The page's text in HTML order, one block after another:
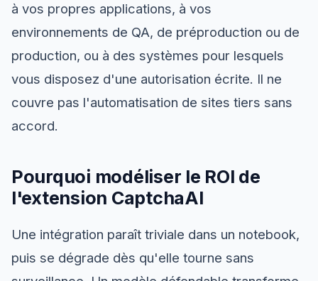
à vos propres applications, à vos
environnements de QA, de préproduction ou de
production, ou à des systèmes pour lesquels
vous disposez d'une autorisation écrite. Il ne
couvre pas l'automatisation de sites tiers sans
accord.
Pourquoi modéliser le ROI de
l'extension CaptchaAI
Une intégration paraît triviale dans un notebook,
puis se dégrade dès qu'elle tourne sans